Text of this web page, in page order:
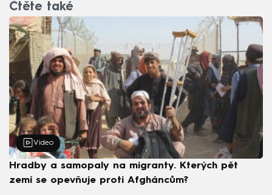
Čtěte také
Video
Hradby a samopaly na migranty. Kterých pět
zemí se opevňuje proti Afgháncům?